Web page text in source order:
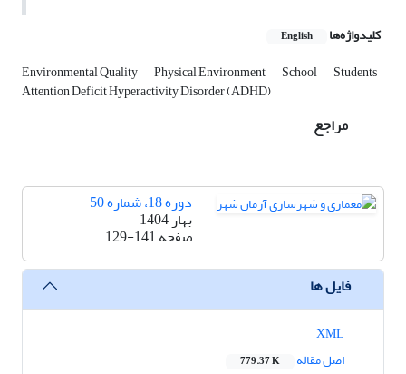
کلیدواژه‌ها English
Environmental Quality Physical Environment School Students
Attention Deficit Hyperactivity Disorder (ADHD)
مراجع
دوره 18، شماره 50
بهار 1404
صفحه129-141
فایل ها
اصل مقاله
779.37 K